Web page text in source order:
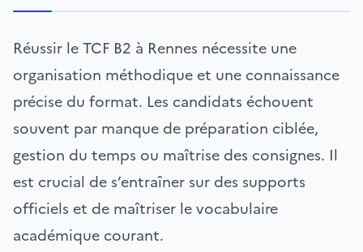
Réussir le TCF B2 à Rennes nécessite une
organisation méthodique et une connaissance
précise du format. Les candidats échouent
souvent par manque de préparation ciblée,
gestion du temps ou maîtrise des consignes. Il
est crucial de s’entraîner sur des supports
officiels et de maîtriser le vocabulaire
académique courant.